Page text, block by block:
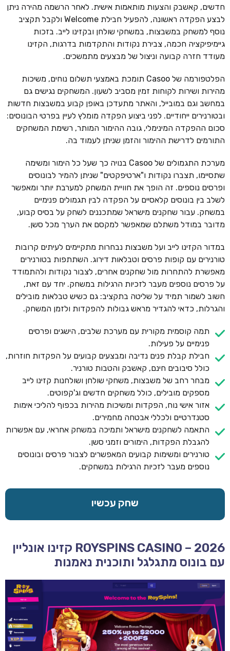
חדשים, קאשבק והצעות מותאמות אישית. לאחר הרשמה מהירה ניתן
לבצע הפקדה ראשונה, להפעיל חבילת Welcome ולקבל תקציב
נוסף למשחק במשבצות, במשחקי שולחן ובקזינו לייב. בזכות
גיימיפיקציה חכמה, צבירת נקודות והתקדמות בדרגות, הקזינו
מעודד חזרה קבועה וניצול של מבצעים מתמשכים.
הפלטפורמה של Casoo תומכת באמצעי תשלום נוחים, משיכות
מהירות ושירות לקוחות זמין מסביב לשעון. המשחקים נגישים גם
במחשב וגם במובייל, והאתר מתעדכן באופן קבוע במשבצות חדשות
ובטורנירים ייחודיים. לפני ביצוע הפקדה מומלץ לעיין בפרטי הבונוסים:
סכום ההפקדה המינימלי, גובה ההימור המותר, רשימת המשחקים
התורמים לדרישת ההימור והזמן שניתן לעמוד בה.
מערכת התגמולים של Casoo בנויה כך שעל כל הימור ומשימה
שתסיימו, תצברו נקודות ו"ארטיפקטים" שניתן להמיר לבונוסים
ופרסים נוספים. זה הופך את חוויית המשחק למערבת יותר ומאפשר
לשלב בין בונוסים קלאסיים על הפקדה לבין תגמולים פנימיים
במשחק. עבור שחקנים מישראל שמתכננים לשחק על בסיס קבוע,
מדובר במודל משתלם שמאפשר למקסם את הערך מכל סשן.
במדור הקזינו לייב ועל משבצות נבחרות מתקיימים לעיתים קרובות
טורנירים עם קופות פרסים וטבלאות דירוג. השתתפות בטורנירים
מאפשרת להתחרות מול שחקנים אחרים, לצבור נקודות ולהתמודד
על פרסים נוספים מעבר לזכיות הרגילות במשחק. יחד עם זאת,
חשוב לשמור תמיד על שליטה בתקציב: גם כשיש טבלאות מובילים
והגרלות, כדאי להגדיר מראש גבולות להפקדות ולזמן המשחק.
תמה קוסמית מקורית עם מערכת שלבים, הישגים ופרסים
פנימיים על פעילות.
חבילת קבלת פנים נדיבה ומבצעים קבועים על הפקדות חוזרות,
כולל סיבובים חינם, קאשבק והטבות טורניר.
מבחר רחב של משבצות, משחקי שולחן ושולחנות קזינו לייב
מספקים מובילים, כולל משחקים חדשים וג'קפוטים.
אזור אישי נוח, הפקדות ומשיכות מהירות בכפוף להליכי אימות
סטנדרטיים ולכללי אבטחה מחמירים.
התאמה לשחקנים מישראל ותמיכה במשחק אחראי, עם אפשרות
להגבלת הפקדות, הימורים וזמני סשן.
טורנירים ומשימות קבועים המאפשרים לצבור פרסים ובונוסים
נוספים מעבר לזכיות הרגילות במשחקים.
שחק עכשיו
ROYSPINS CASINO – 2026 קזינו אונליין
עם בונוס מתגלגל ותוכנית נאמנות